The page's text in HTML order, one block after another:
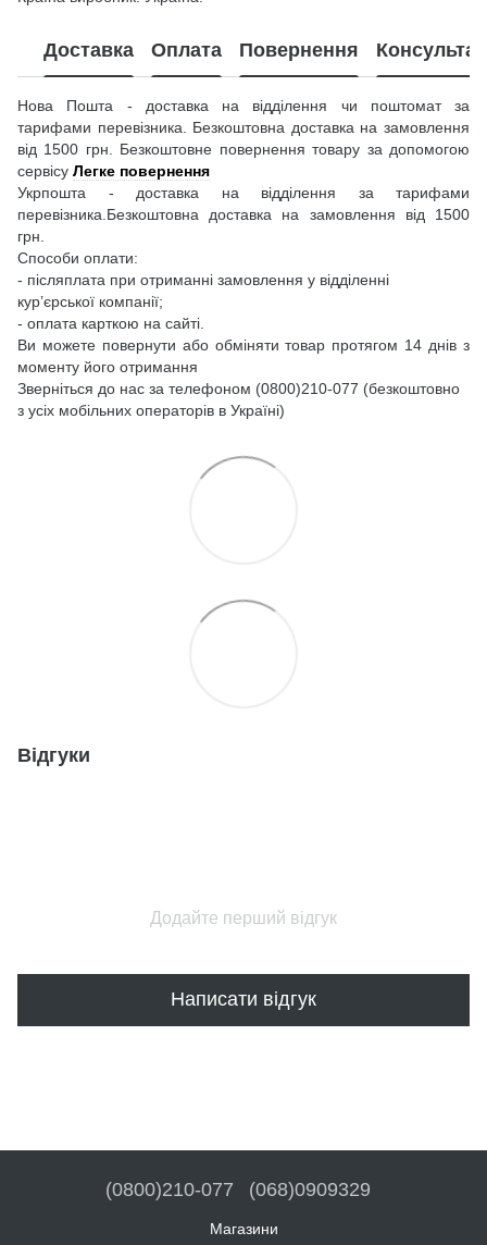
Доставка Оплата Повернення
Нова Пошта - доставка на відділення чи поштомат за
тарифами перевізника. Безкоштовна доставка на замовлення
від 1500 грн. Безкоштовне повернення товару за допомогою
сервісу Легке повернення
Укрпошта - доставка на відділення за тарифами
перевізника.Безкоштовна доставка на замовлення від 1500
грн.
Способи оплати:
- післяплата при отриманні замовлення у відділенні
кур’єрської компанії;
- оплата карткою на сайті.
Ви можете повернути або обміняти товар протягом 14 днів з
моменту його отримання
Зверніться до нас за телефоном (0800)210-077 (безкоштовно
з усіх мобільних операторів в Україні)
Відгуки
Додайте перший відгук
Написати відгук
(0800)210-077 (068)0909329
Магазини